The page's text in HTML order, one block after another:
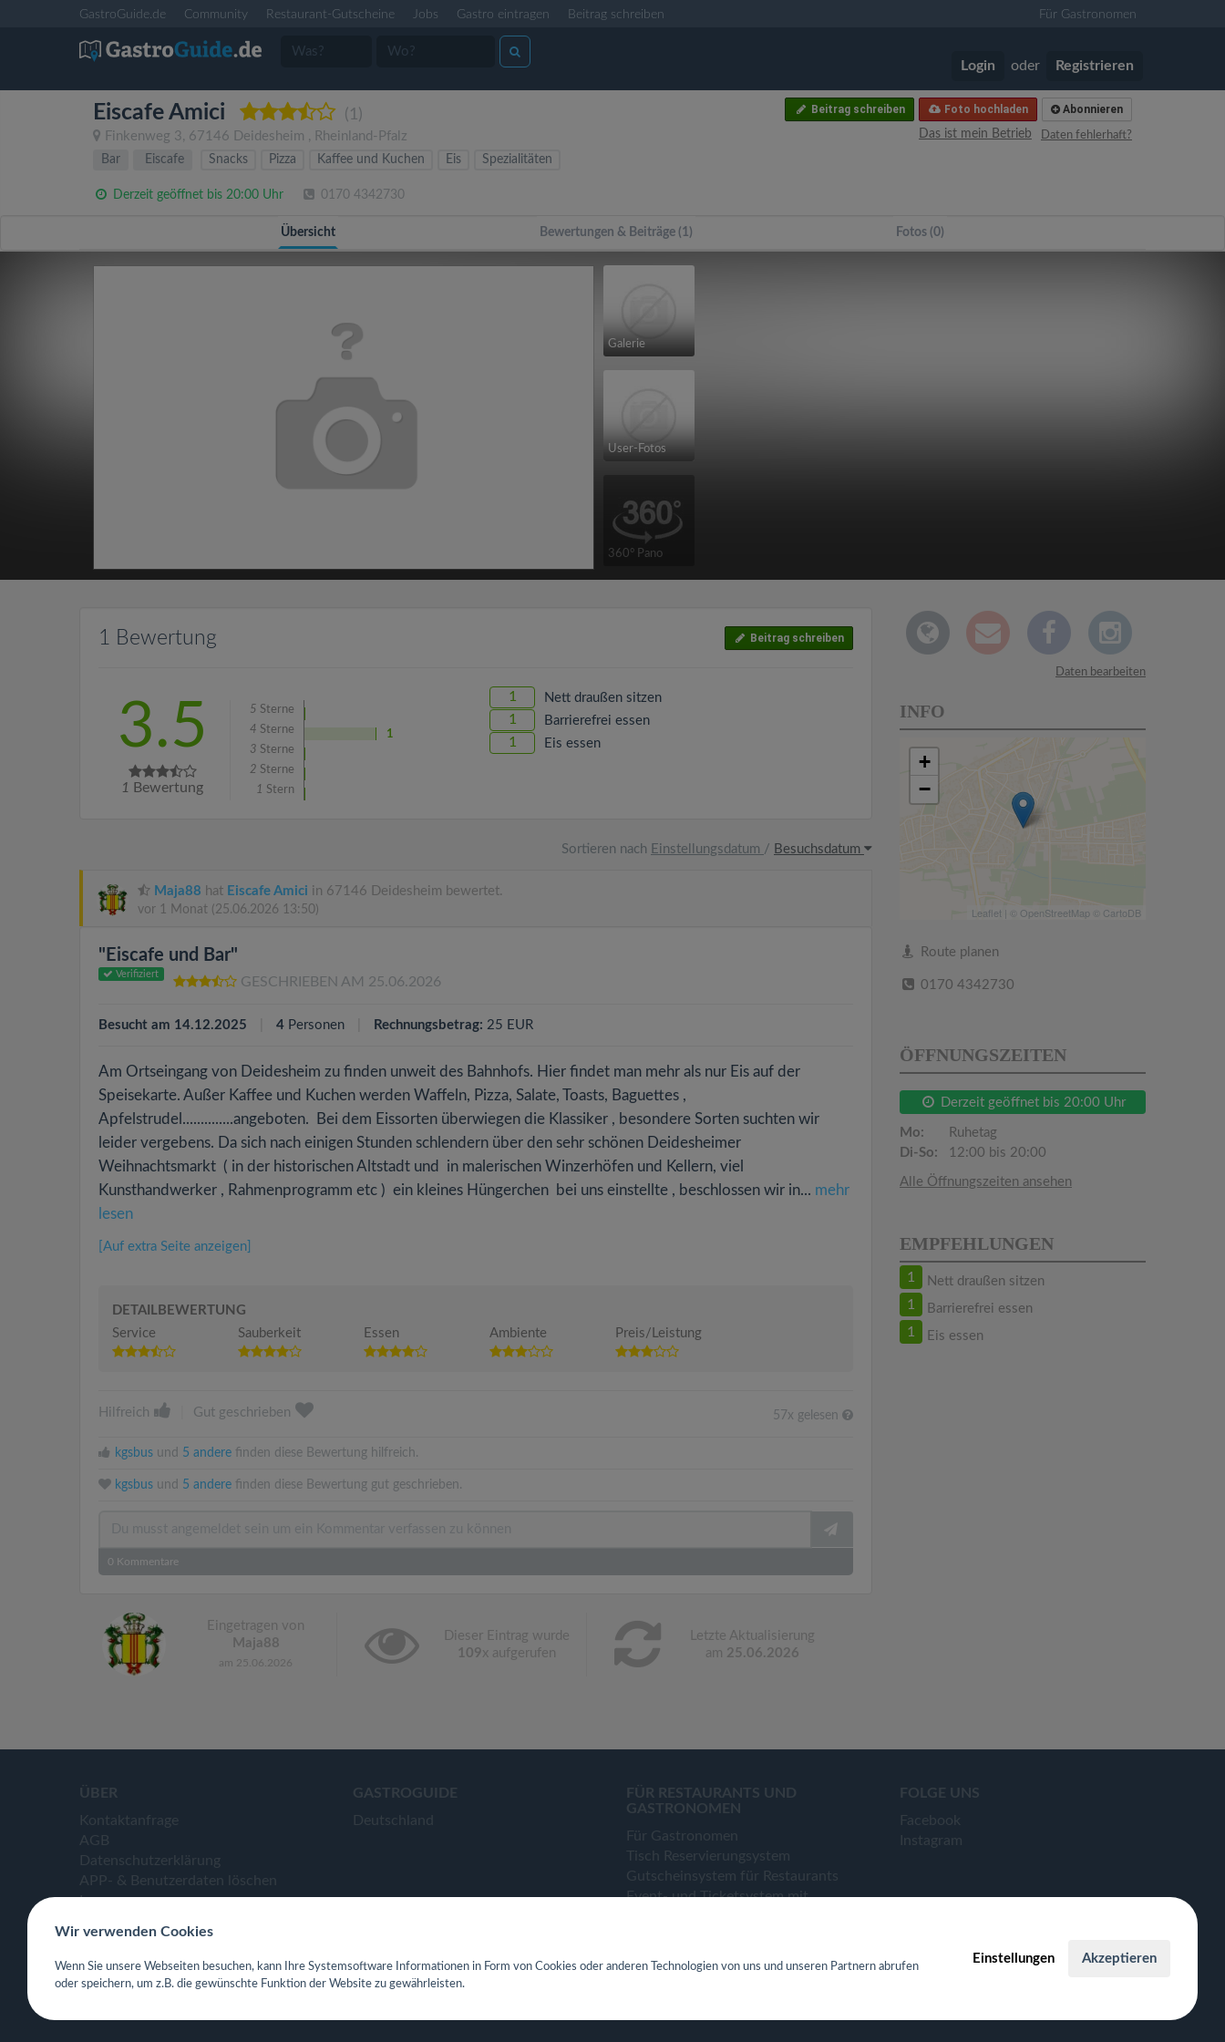
GastroGuide.de Community Restaurant-Gutscheine Jobs Gastro eintragen Beitrag schreiben Für Gastronomen
Login oder Registrieren
Eiscafe Amici (1)
Finkenweg 3, 67146 Deidesheim , Rheinland-Pfalz
Abonnieren
Foto hochladen
Beitrag schreiben
Daten fehlerhaft?
Das ist mein Betrieb
Bar
Eiscafe Snacks Pizza Kaffee und Kuchen Eis Spezialitäten
Derzeit geöffnet bis 20:00 Uhr 0170 4342730
Übersicht Bewertungen & Beiträge (1) Fotos (0)
Galerie
User-Fotos
360° Pano
1 Bewertung Beitrag schreiben
3.5
1 Bewertung
5 Sterne
4 Sterne
1
3 Sterne
2 Sterne
1 Stern
1 Nett draußen sitzen
1 Barrierefrei essen
1 Eis essen
Sortieren nach Einstellungsdatum / Besuchsdatum
Maja88 hat Eiscafe Amici in 67146 Deidesheim bewertet.
vor 1 Monat (25.06.2026 13:50)
"Eiscafe und Bar"
Verifiziert
GESCHRIEBEN AM 25.06.2026
Besucht am 14.12.2025 4 Personen Rechnungsbetrag: 25 EUR
Am Ortseingang von Deidesheim zu finden unweit des Bahnhofs. Hier findet man mehr als nur Eis auf der
Speisekarte. Außer Kaffee und Kuchen werden Waffeln, Pizza, Salate, Toasts, Baguettes ,
Apfelstrudel..............angeboten. Bei dem Eissorten überwiegen die Klassiker , besondere Sorten suchten wir
leider vergebens. Da sich nach einigen Stunden schlendern über den sehr schönen Deidesheimer
Weihnachtsmarkt ( in der historischen Altstadt und in malerischen Winzerhöfen und Kellern, viel
Kunsthandwerker , Rahmenprogramm etc ) ein kleines Hüngerchen bei uns einstellte , beschlossen wir in... mehr
lesen
[Auf extra Seite anzeigen]
DETAILBEWERTUNG
Service
Sauberkeit Essen Ambiente Preis/Leistung
Hilfreich Gut geschrieben 57x gelesen
kgsbus und 5 andere finden diese Bewertung hilfreich.
kgsbus und 5 andere finden diese Bewertung gut geschrieben.
0 Kommentare
Eingetragen von
Maja88
am 25.06.2026
Dieser Eintrag wurde
109x aufgerufen
Letzte Aktualisierung
am 25.06.2026
Daten bearbeiten
INFO
+
−
Leaflet | © OpenStreetMap © CartoDB
Route planen
0170 4342730
ÖFFNUNGSZEITEN
Derzeit geöffnet bis 20:00 Uhr
Mo:
Ruhetag
Di-So:
12:00 bis 20:00
Alle Öffnungszeiten ansehen
EMPFEHLUNGEN
1 Nett draußen sitzen
1 Barrierefrei essen
1 Eis essen
ÜBER
Kontaktanfrage
AGB
Datenschutzerklärung
APP- & Benutzerdaten löschen
Impressum
GASTROGUIDE
Deutschland
FÜR RESTAURANTS UND
GASTRONOMEN
Für Gastronomen
Tisch Reservierungsystem
Gutscheinsystem für Restaurants
Event- und Ticketsystem mit
Webseiten für Restaurant
FOLGE UNS
Facebook
Instagram
Wir verwenden Cookies
Wenn Sie unsere Webseiten besuchen, kann Ihre Systemsoftware Informationen in Form von Cookies oder anderen Technologien von uns und unseren Partnern abrufen
oder speichern, um z.B. die gewünschte Funktion der Website zu gewährleisten.
Einstellungen Akzeptieren